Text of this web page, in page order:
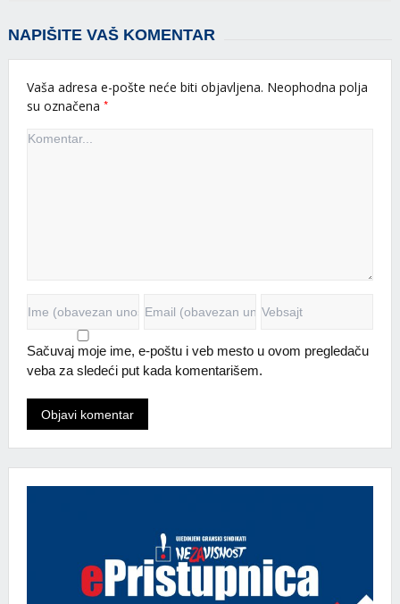
NAPIŠITE VAŠ KOMENTAR
Vaša adresa e-pošte neće biti objavljena. Neophodna polja
su označena *
Sačuvaj moje ime, e-poštu i veb mesto u ovom pregledaču
veba za sledeći put kada komentarišem.